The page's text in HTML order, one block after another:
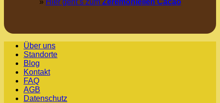
Über uns
Standorte
Blog
Kontakt
FAQ
AGB
Datenschutz